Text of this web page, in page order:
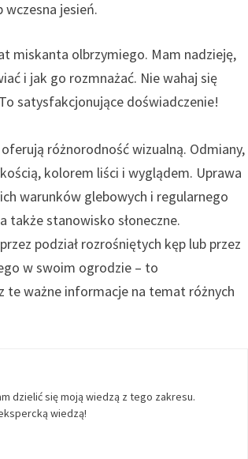
wczesna jesień.
miskanta olbrzymiego. Mam nadzieję,
i jak go rozmnażać. Nie wahaj się
satysfakcjonujące doświadczenie!
różnorodność wizualną. Odmiany,
kolorem liści i wyglądem. Uprawa
warunków glebowych i regularnego
także stanowisko słoneczne.
podział rozrośniętych kęp lub przez
w swoim ogrodzie – to
te ważne informacje na temat różnych
dzielić się moją wiedzą z tego zakresu.
wiedzą!